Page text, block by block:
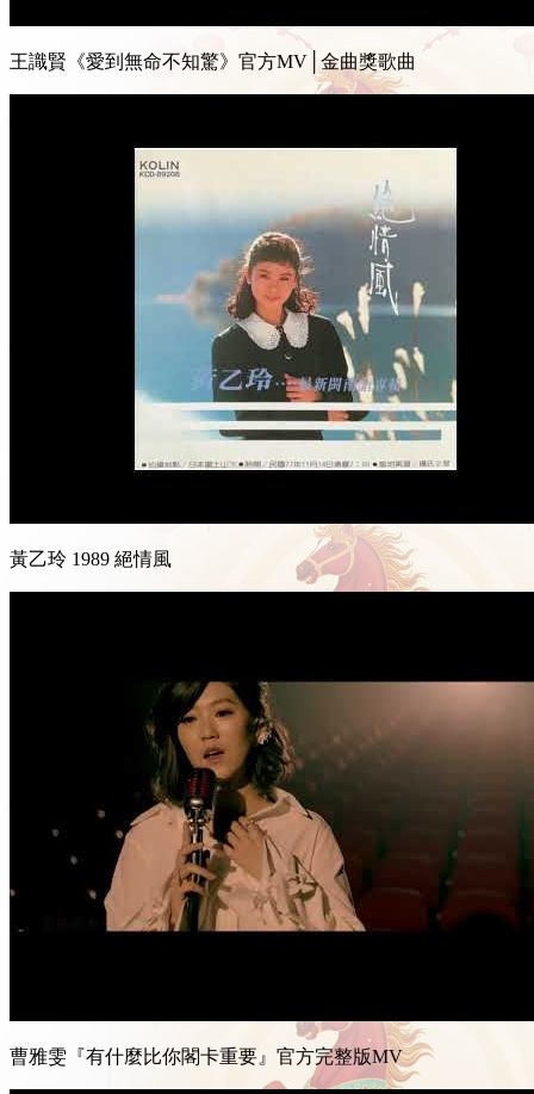
王識賢《愛到無命不知驚》官方MV│金曲獎歌曲
黃乙玲 1989 絕情風
曹雅雯『有什麼比你閣卡重要』官方完整版MV